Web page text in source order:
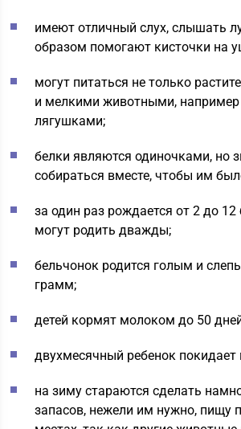
имеют отличный слух, слышать
образом помогают кисточки на
могут питаться не только
и мелкими животными, например
лягушками;
белки являются одиночками, но
собираться вместе, чтобы им
за один раз рождается от 2 до 12
могут родить дважды;
бельчонок родится голым и
грамм;
детей кормят молоком до 50
двухмесячный ребенок покидает
на зиму стараются сделать
запасов, нежели им нужно, пищу